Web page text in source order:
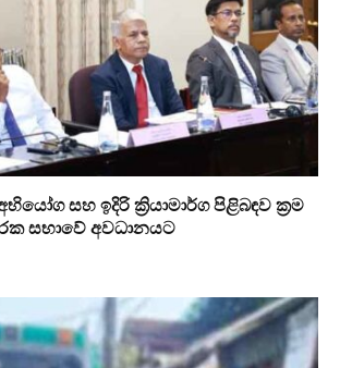
සහ ඉදිරි ක්‍රියාමාර්ග පිළිබඳව ක්‍රම
සභාවේ අවධානයට